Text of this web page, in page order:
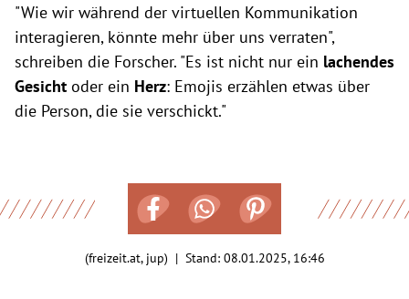
"Wie wir während der virtuellen Kommunikation
interagieren, könnte mehr über uns verraten",
schreiben die Forscher. "Es ist nicht nur ein lachendes
Gesicht oder ein Herz: Emojis erzählen etwas über
die Person, die sie verschickt."
(freizeit.at, jup) | Stand: 08.01.2025, 16:46